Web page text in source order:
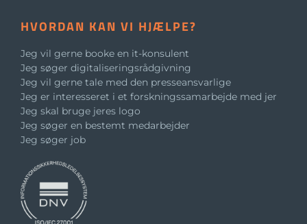
HVORDAN KAN VI HJÆLPE?
Jeg vil gerne booke en it-konsulent
Jeg søger digitaliseringsrådgivning
Jeg vil gerne tale med den presseansvarlige
Jeg er interesseret i et forskningssamarbejde med jer
Jeg skal bruge jeres logo
Jeg søger en bestemt medarbejder
Jeg søger job